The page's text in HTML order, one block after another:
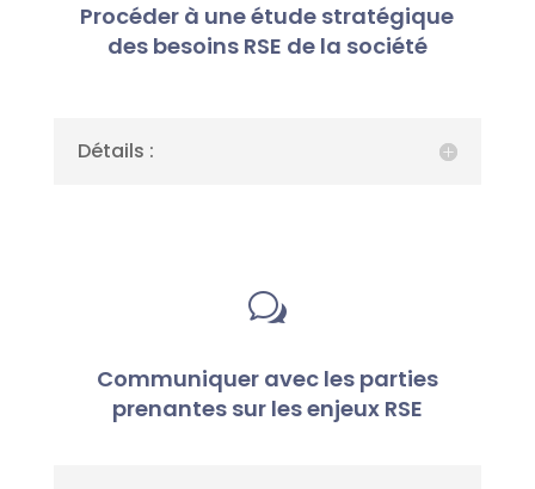
Procéder à une étude stratégique
des besoins RSE de la société
Détails :
w
Communiquer avec les parties
prenantes sur les enjeux RSE